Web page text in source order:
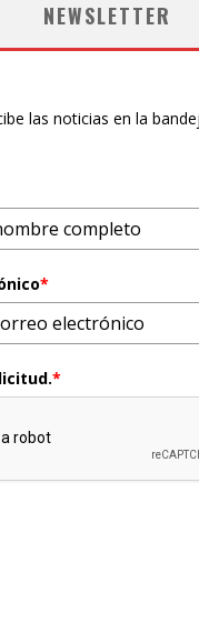
NEWSLETTER
las noticias en la
*
*